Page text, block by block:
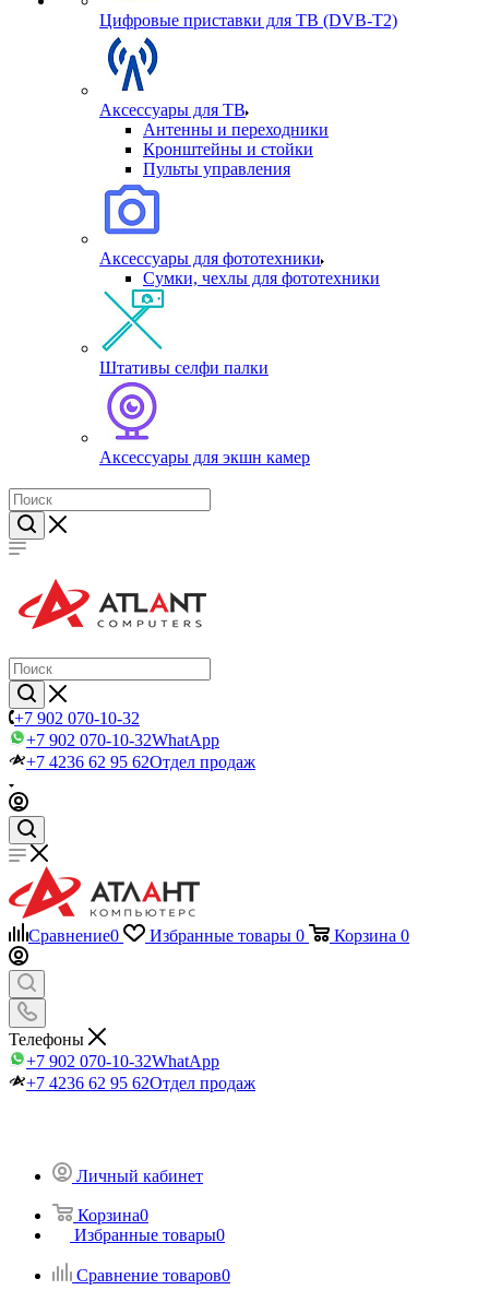
Цифровые приставки для ТВ (DVB-T2)
Аксессуары для ТВ
Антенны и переходники
Кронштейны и стойки
Пульты управления
Аксессуары для фототехники
Сумки, чехлы для фототехники
Штативы селфи палки
Аксессуары для экшн камер
+7 902 070-10-32
+7 902 070-10-32WhatApp
+7 4236 62 95 62Отдел продаж
Сравнение0 Избранные товары 0 Корзина 0
Телефоны
+7 902 070-10-32WhatApp
+7 4236 62 95 62Отдел продаж
Личный кабинет
Корзина0
Избранные товары0
Сравнение товаров0